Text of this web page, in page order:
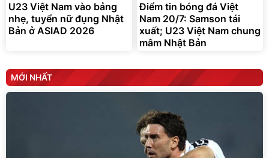
U23 Việt Nam vào bảng
nhẹ, tuyển nữ đụng Nhật
Bản ở ASIAD 2026
Điểm tin bóng đá Việt
Nam 20/7: Samson tái
xuất; U23 Việt Nam chung
mâm Nhật Bản
MỚI NHẤT